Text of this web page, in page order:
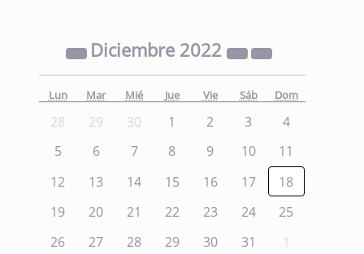
Diciembre 2022
Lun Mar Mié Jue Vie Sáb Dom
28 29 30 1 2 3
4
5
6 7 8 9 10
11
12
13 14 15 16 17
18
19
20 21 22 23 24
25
26
27 28 29 30 31 1